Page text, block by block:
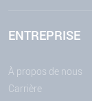
ENTREPRISE
À propos de nous
Carrière